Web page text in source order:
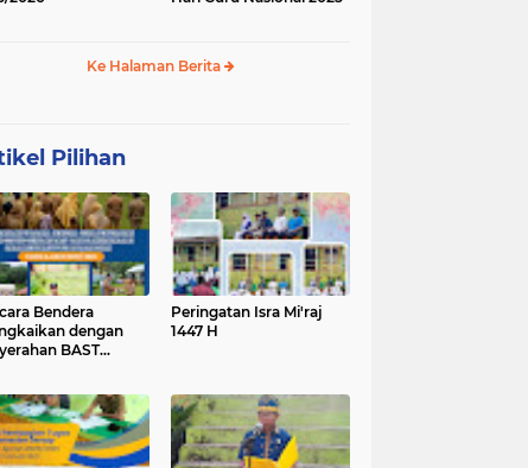
Ke Halaman Berita
Pilihan
Bendera
dengan
BAST
Peringatan Isra Mi'raj
1447 H